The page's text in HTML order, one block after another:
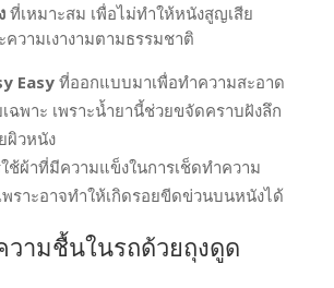
ที่เหมาะสม เพื่อไม่ทำให้หนังสูญเสีย
วามเงางามตามธรรมชาติ
Easyที่ออกแบบมาเพื่อทำความสะอาด
ฉพาะ เพราะน้ำยานี้ช่วยขจัดคราบฝังลึก
ผิวหนัง
ช้ผ้าที่มีความแข็งในการเช็ดทำความ
พราะอาจทำให้เกิดรอยขีดข่วนบนหนังได้
วามชื้นในรถด้วยถุงดูด